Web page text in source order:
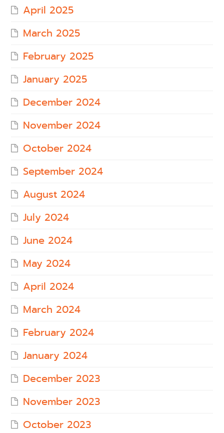
April 2025
March 2025
February 2025
January 2025
December 2024
November 2024
October 2024
September 2024
August 2024
July 2024
June 2024
May 2024
April 2024
March 2024
February 2024
January 2024
December 2023
November 2023
October 2023